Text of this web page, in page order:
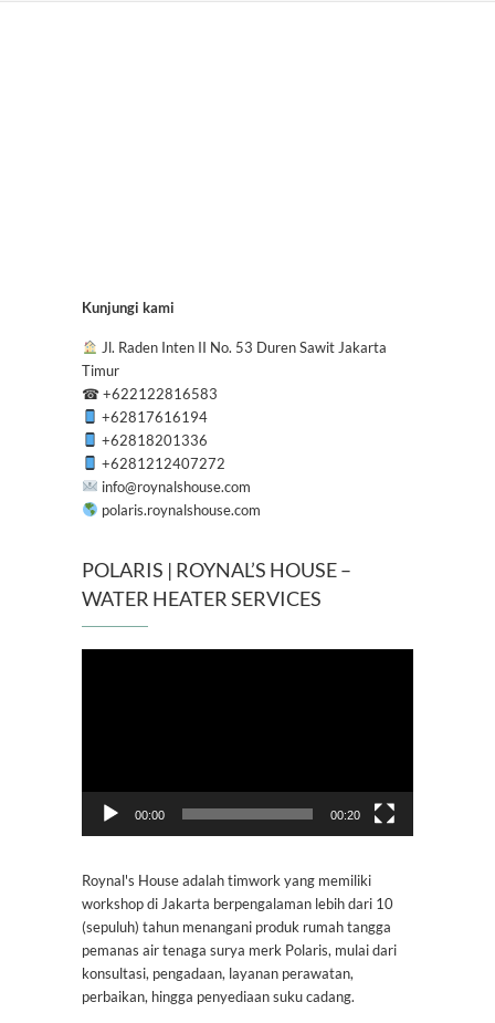
Kunjungi kami
Jl. Raden Inten II No. 53 Duren Sawit Jakarta
Timur
☎+622122816583
+62817616194
+62818201336
+6281212407272
info@roynalshouse.com
polaris.roynalshouse.com
POLARIS | ROYNAL’S HOUSE –
WATER HEATER SERVICES
00:00 00:20
Roynal's House adalah timwork yang memiliki
workshop di Jakarta berpengalaman lebih dari 10
(sepuluh) tahun menangani produk rumah tangga
pemanas air tenaga surya merk Polaris, mulai dari
konsultasi, pengadaan, layanan perawatan,
perbaikan, hingga penyediaan suku cadang.